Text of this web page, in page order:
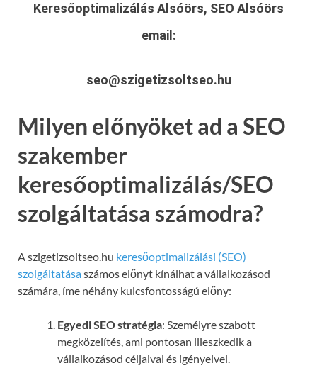
Keresőoptimalizálás Alsóörs, SEO Alsóörs
email:
seo@szigetizsoltseo.hu
Milyen előnyöket ad a SEO
szakember
keresőoptimalizálás/SEO
szolgáltatása számodra?
A szigetizsoltseo.hu keresőoptimalizálási (SEO)
szolgáltatásaszámos előnyt kínálhat a vállalkozásod
számára, íme néhány kulcsfontosságú előny:
Egyedi SEO stratégia: Személyre szabott
megközelítés, ami pontosan illeszkedik a
vállalkozásod céljaival és igényeivel.